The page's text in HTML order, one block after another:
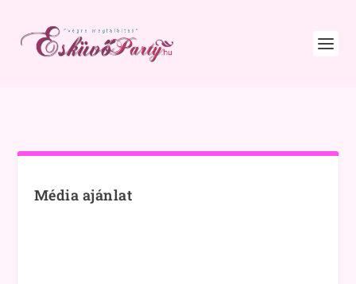
Média ajánlat